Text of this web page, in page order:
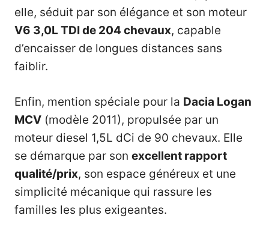
elle, séduit par son élégance et son moteur
V6 3,0L TDI de 204 chevaux, capable
d’encaisser de longues distances sans
faiblir.
Enfin, mention spéciale pour la Dacia Logan
MCV (modèle 2011), propulsée par un
moteur diesel 1,5L dCi de 90 chevaux. Elle
se démarque par son excellent rapport
qualité/prix, son espace généreux et une
simplicité mécanique qui rassure les
familles les plus exigeantes.